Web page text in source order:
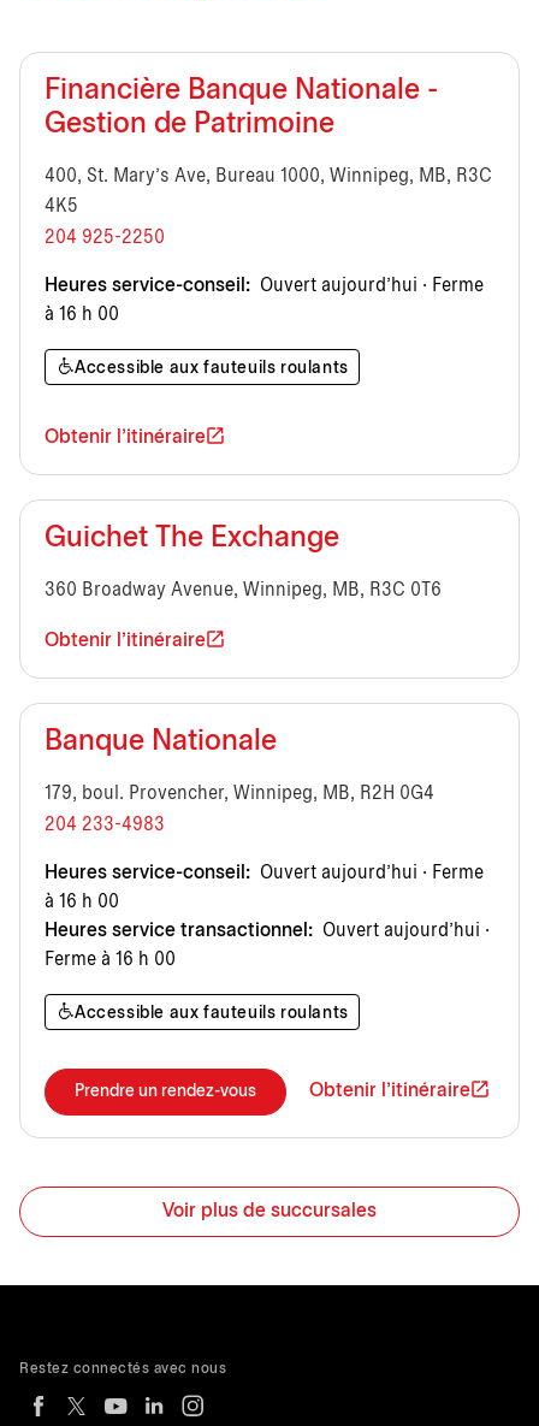
Financière Banque Nationale -
Gestion de Patrimoine
400, St. Mary's Ave, Bureau 1000, Winnipeg, MB, R3C
4K5
204 925-2250
Heures service-conseil: Ouvert aujourd’hui · Ferme
à 16 h 00
Accessible aux fauteuils roulants
Obtenir l'itinéraire
Guichet The Exchange
360 Broadway Avenue, Winnipeg, MB, R3C 0T6
Obtenir l'itinéraire
Banque Nationale
179, boul. Provencher, Winnipeg, MB, R2H 0G4
204 233-4983
Heures service-conseil: Ouvert aujourd’hui · Ferme
à 16 h 00
Heures service transactionnel: Ouvert aujourd’hui ·
Ferme à 16 h 00
Accessible aux fauteuils roulants
Prendre un rendez-vous Obtenir l'itinéraire
Voir plus de succursales
Restez connectés avec nous